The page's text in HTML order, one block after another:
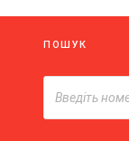
ПОШУК